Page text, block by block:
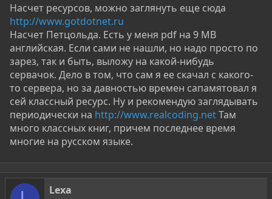
Насчет ресурсов, можно заглянуть еще сюда
http://www.gotdotnet.ru
Насчет Петцольда. Есть у меня pdf на 9 МВ
английская. Если сами не нашли, но надо просто по
зарез, так и быть, выложу на какой-нибудь
сервачок. Дело в том, что сам я ее скачал с какого-
то сервера, но за давностью времен сапамятовал я
сей классный ресурс. Ну и рекомендую заглядывать
периодически на http://www.realcoding.netТам
много классных книг, причем последнее время
многие на русском языке.
Lexa